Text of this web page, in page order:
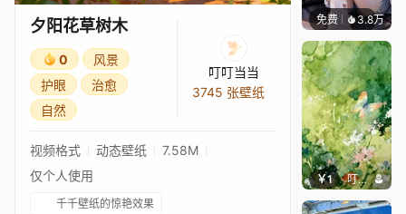
夕阳花草树木
0
风景
护眼
治愈
自然
叮叮当当
3745 张壁纸
视频格式 动态壁纸
7.58M
仅个人使用
千千壁纸的惊艳效果
免费 3.8万豆子
￥1 叮叮当当